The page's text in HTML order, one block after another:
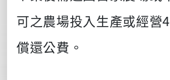
可之農場投入生產或經營4
償還公費。